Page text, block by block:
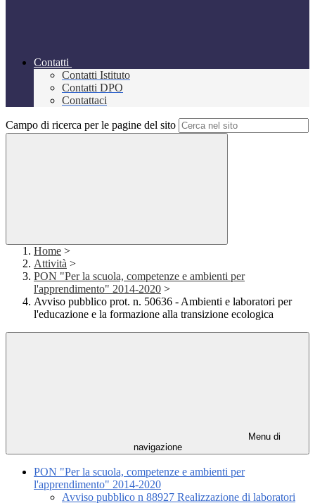
Contatti
Contatti Istituto
Contatti DPO
Contattaci
Campo di ricerca per le pagine del sito
Home >
Attività >
PON "Per la scuola, competenze e ambienti per
l'apprendimento" 2014-2020 >
Avviso pubblico prot. n. 50636 - Ambienti e laboratori per
l'educazione e la formazione alla transizione ecologica
Menu di
navigazione
PON "Per la scuola, competenze e ambienti per
l'apprendimento" 2014-2020
Avviso pubblico n 88927 Realizzazione di laboratori